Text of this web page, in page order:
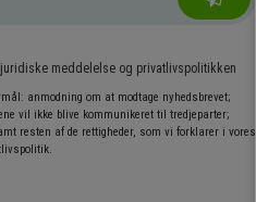
juridiske meddelelse og privatlivspolitikken
anmodning om at modtage nyhedsbrevet;
vil ikke blive kommunikeret til tredjeparter;
resten af de rettigheder, som vi forklarer i vores